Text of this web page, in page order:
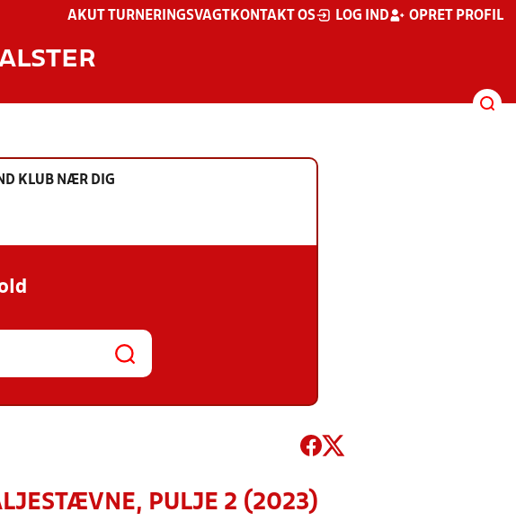
AKUT TURNERINGSVAGT KONTAKT OS LOG IND OPRET PROFIL
KLUB NÆR DIG
PULJE 2 (2023)